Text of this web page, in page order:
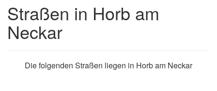
Straßen in Horb am
Neckar
Die folgenden Straßen liegen in Horb am Neckar